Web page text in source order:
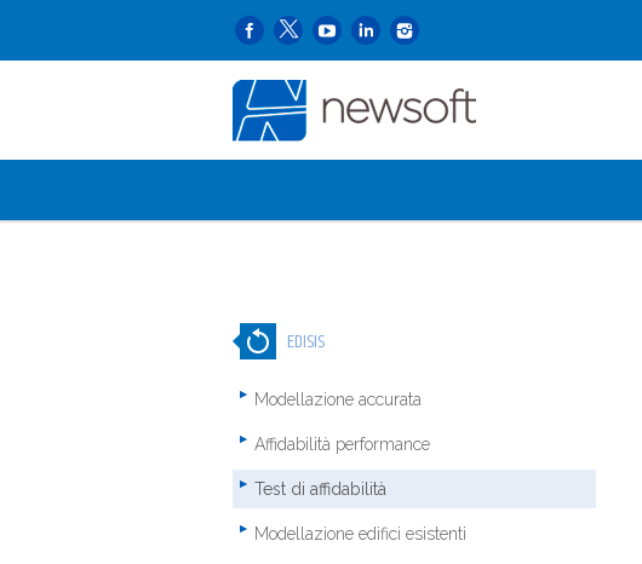
EDISIS
Modellazione accurata
Affidabilità performance
Test di affidabilità
Modellazione edifici esistenti